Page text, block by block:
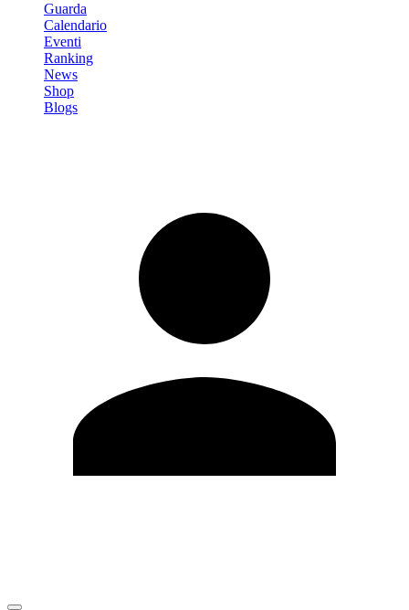
Guarda
Calendario
Eventi
Ranking
News
Shop
Blogs